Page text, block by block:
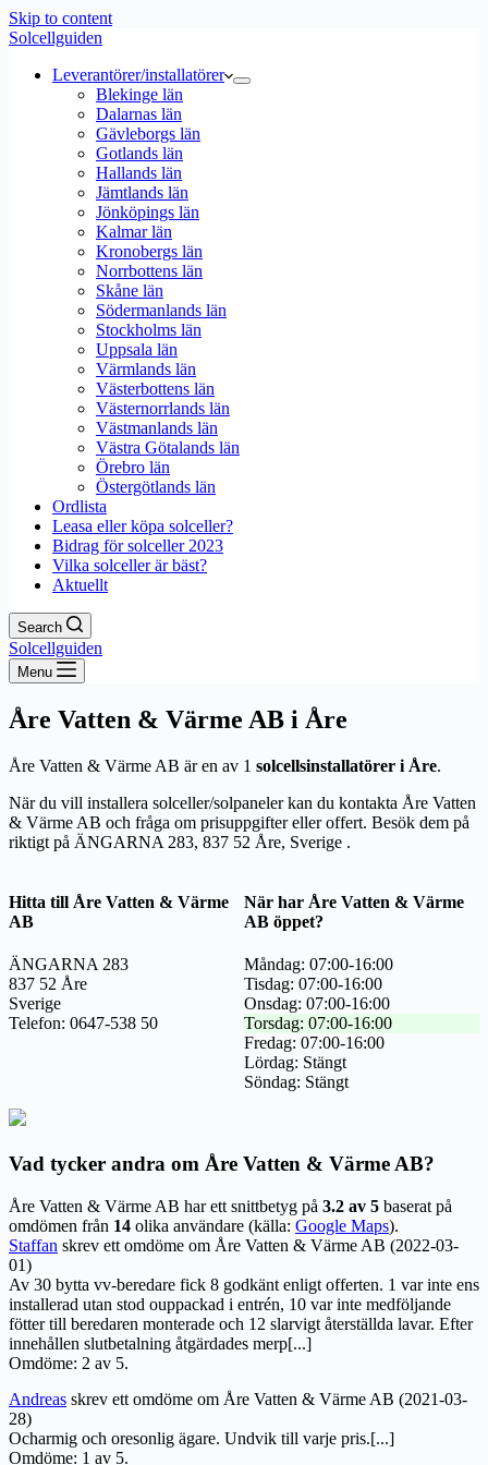
Skip to content
Solcellguiden
Leverantörer/installatörer
Blekinge län
Dalarnas län
Gävleborgs län
Gotlands län
Hallands län
Jämtlands län
Jönköpings län
Kalmar län
Kronobergs län
Norrbottens län
Skåne län
Södermanlands län
Stockholms län
Uppsala län
Värmlands län
Västerbottens län
Västernorrlands län
Västmanlands län
Västra Götalands län
Örebro län
Östergötlands län
Ordlista
Leasa eller köpa solceller?
Bidrag för solceller 2023
Vilka solceller är bäst?
Aktuellt
Search
Solcellguiden
Menu
Åre Vatten & Värme AB i Åre
Åre Vatten & Värme AB är en av 1 solcellsinstallatörer i Åre.
När du vill installera solceller/solpaneler kan du kontakta Åre Vatten
& Värme AB och fråga om prisuppgifter eller offert. Besök dem på
riktigt på ÄNGARNA 283, 837 52 Åre, Sverige .
Hitta till Åre Vatten & Värme
AB
ÄNGARNA 283
837 52 Åre
Sverige
Telefon: 0647-538 50
När har Åre Vatten & Värme
AB öppet?
Måndag: 07:00-16:00
Tisdag: 07:00-16:00
Onsdag: 07:00-16:00
Torsdag: 07:00-16:00
Fredag: 07:00-16:00
Lördag: Stängt
Söndag: Stängt
Vad tycker andra om Åre Vatten & Värme AB?
Åre Vatten & Värme AB har ett snittbetyg på 3.2 av 5 baserat på
omdömen från 14 olika användare (källa: Google Maps).
Staffan skrev ett omdöme om Åre Vatten & Värme AB (2022-03-
01)
Av 30 bytta vv-beredare fick 8 godkänt enligt offerten. 1 var inte ens
installerad utan stod ouppackad i entrén, 10 var inte medföljande
fötter till beredaren monterade och 12 slarvigt återställda lavar. Efter
innehållen slutbetalning åtgärdades merp[...]
Omdöme: 2 av 5.
Andreas skrev ett omdöme om Åre Vatten & Värme AB (2021-03-
28)
Ocharmig och oresonlig ägare. Undvik till varje pris.[...]
Omdöme: 1 av 5.